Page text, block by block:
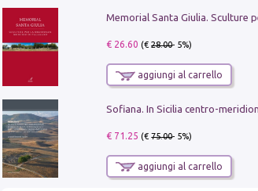
€ 26.60 (€28.00- 5%)
aggiungi al carrello
€ 71.25 (€75.00- 5%)
aggiungi al carrello